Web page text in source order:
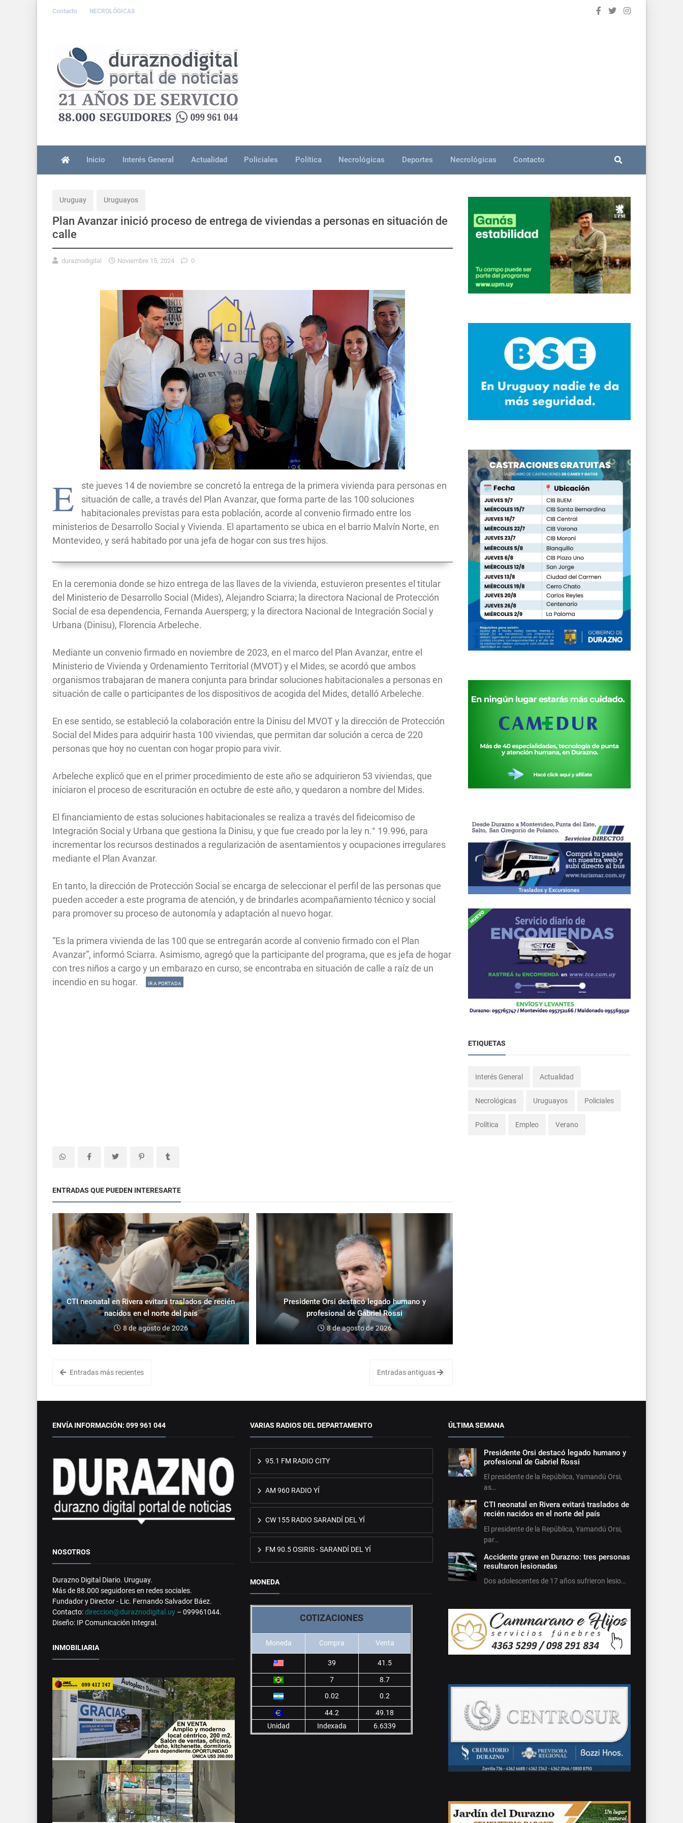
Contacto NECROLÓGICAS
Inicio Interés General Actualidad Policiales Política Necrológicas Deportes Necrológicas Contacto
Uruguay Uruguayos
Plan Avanzar inició proceso de entrega de viviendas a personas en situación de
calle
duraznodigital Noviembre 15, 2024 0
E
ste jueves 14 de noviembre se concretó la entrega de la primera vivienda para personas en
situación de calle, a través del Plan Avanzar, que forma parte de las 100 soluciones
habitacionales previstas para esta población, acorde al convenio firmado entre los
ministerios de Desarrollo Social y Vivienda. El apartamento se ubica en el barrio Malvín Norte, en
Montevideo, y será habitado por una jefa de hogar con sus tres hijos.
En la ceremonia donde se hizo entrega de las llaves de la vivienda, estuvieron presentes el titular
del Ministerio de Desarrollo Social (Mides), Alejandro Sciarra; la directora Nacional de Protección
Social de esa dependencia, Fernanda Auersperg; y la directora Nacional de Integración Social y
Urbana (Dinisu), Florencia Arbeleche.
Mediante un convenio firmado en noviembre de 2023, en el marco del Plan Avanzar, entre el
Ministerio de Vivienda y Ordenamiento Territorial (MVOT) y el Mides, se acordó que ambos
organismos trabajaran de manera conjunta para brindar soluciones habitacionales a personas en
situación de calle o participantes de los dispositivos de acogida del Mides, detalló Arbeleche.
En ese sentido, se estableció la colaboración entre la Dinisu del MVOT y la dirección de Protección
Social del Mides para adquirir hasta 100 viviendas, que permitan dar solución a cerca de 220
personas que hoy no cuentan con hogar propio para vivir.
Arbeleche explicó que en el primer procedimiento de este año se adquirieron 53 viviendas, que
iniciaron el proceso de escrituración en octubre de este año, y quedaron a nombre del Mides.
El financiamiento de estas soluciones habitacionales se realiza a través del fideicomiso de
Integración Social y Urbana que gestiona la Dinisu, y que fue creado por la ley n.° 19.996, para
incrementar los recursos destinados a regularización de asentamientos y ocupaciones irregulares
mediante el Plan Avanzar.
En tanto, la dirección de Protección Social se encarga de seleccionar el perfil de las personas que
pueden acceder a este programa de atención, y de brindarles acompañamiento técnico y social
para promover su proceso de autonomía y adaptación al nuevo hogar.
“Es la primera vivienda de las 100 que se entregarán acorde al convenio firmado con el Plan
Avanzar”, informó Sciarra. Asimismo, agregó que la participante del programa, que es jefa de hogar
con tres niños a cargo y un embarazo en curso, se encontraba en situación de calle a raíz de un
incendio en su hogar.
IR A PORTADA
ENTRADAS QUE PUEDEN INTERESARTE
CTI neonatal en Rivera evitará traslados de recién
nacidos en el norte del país
8 de agosto de 2026
Presidente Orsi destacó legado humano y
profesional de Gabriel Rossi
8 de agosto de 2026
Entradas más recientes Entradas antiguas
ETIQUETAS
Interés General Actualidad
Necrológicas Uruguayos Policiales
Política Empleo Verano
ENVÍA INFORMACIÓN: 099 961 044
NOSOTROS
Durazno Digital Diario. Uruguay.
Más de 88.000 seguidores en redes sociales.
Fundador y Director - Lic. Fernando Salvador Báez.
Contacto:direccion@duraznodigital.uy – 099961044.
Diseño: IP Comunicación Integral.
INMOBILIARIA
VARIAS RADIOS DEL DEPARTAMENTO
95.1 FM RADIO CITY
AM 960 RADIO YÍ
CW 155 RADIO SARANDÍ DEL YÍ
FM 90.5 OSIRIS - SARANDÍ DEL YÍ
MONEDA
COTIZACIONES
Moneda Compra Venta
39 41.5
7
8.7
0.02
0.2
44.2
49.18
Unidad
Indexada 6.6339
ÚLTIMA SEMANA
Presidente Orsi destacó legado humano y
profesional de Gabriel Rossi
El presidente de la República, Yamandú Orsi,
as…
CTI neonatal en Rivera evitará traslados de
recién nacidos en el norte del país
El presidente de la República, Yamandú Orsi,
par…
Accidente grave en Durazno: tres personas
resultaron lesionadas
Dos adolescentes de 17 años sufrieron lesio…